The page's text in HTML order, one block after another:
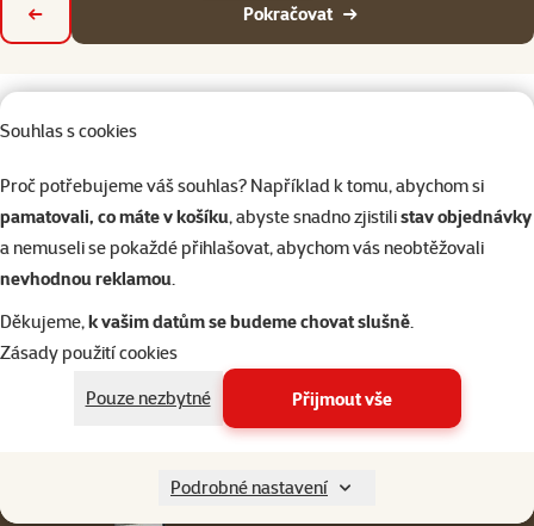
Souhlas s cookies
Proč potřebujeme váš souhlas? Například k tomu, abychom si
pamatovali, co máte v košíku, abyste snadno zjistilistav objednávky
a nemuseli se pokaždé přihlašovat, abychom vás neobtěžovali
nevhodnou reklamou.
Děkujeme,k vašim datům se budeme chovat slušně.
Zásady použití cookies
Pouze nezbytné
Přijmout vše
Podrobné nastavení
Pokračovat
Zpět
Napište nám
eshop@superzoo.cz
321 000 180
Po–Pá 7:00 – 18:00
Online chat
neboWhatsApp jsme vám blízko
Menu v patičce